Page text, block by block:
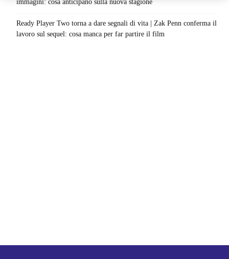
immagini: cosa anticipano sulla nuova stagione
Ready Player Two torna a dare segnali di vita | Zak Penn conferma il
lavoro sul sequel: cosa manca per far partire il film